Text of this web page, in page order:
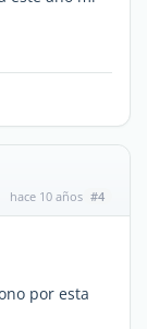
hace 10 años #4
por esta